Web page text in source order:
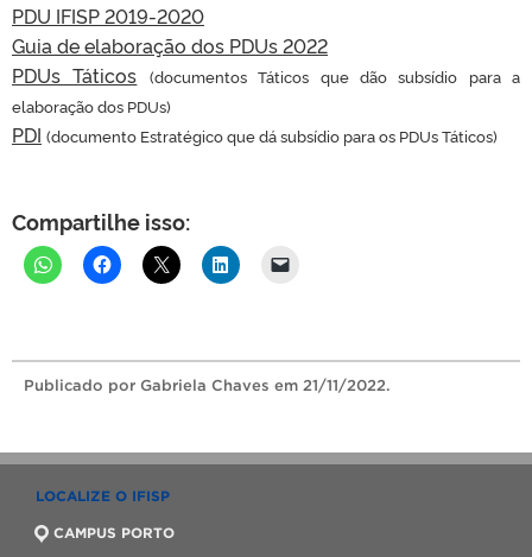
PDU IFISP 2019-2020
Guia de elaboração dos PDUs 2022
PDUs Táticos
(documentos Táticos que dão subsídio para a
elaboração dos PDUs)
PDI (documento Estratégico que dá subsídio para os PDUs Táticos)
Compartilhe isso:
Publicado por Gabriela Chaves em 21/11/2022.
LOCALIZE O IFISP
CAMPUS PORTO